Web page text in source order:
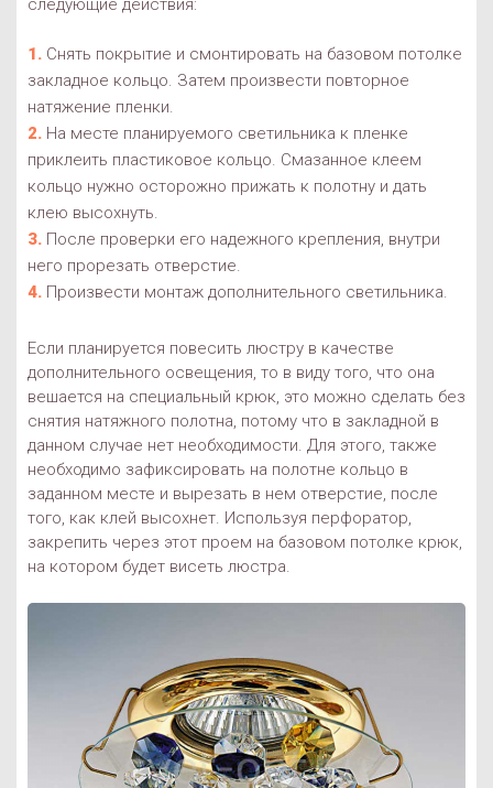
следующие действия:
Снять покрытие и смонтировать на базовом потолке
закладное кольцо. Затем произвести повторное
натяжение пленки.
На месте планируемого светильника к пленке
приклеить пластиковое кольцо. Смазанное клеем
кольцо нужно осторожно прижать к полотну и дать
клею высохнуть.
После проверки его надежного крепления, внутри
него прорезать отверстие.
Произвести монтаж дополнительного светильника.
Если планируется повесить люстру в качестве
дополнительного освещения, то в виду того, что она
вешается на специальный крюк, это можно сделать без
снятия натяжного полотна, потому что в закладной в
данном случае нет необходимости. Для этого, также
необходимо зафиксировать на полотне кольцо в
заданном месте и вырезать в нем отверстие, после
того, как клей высохнет. Используя перфоратор,
закрепить через этот проем на базовом потолке крюк,
на котором будет висеть люстра.